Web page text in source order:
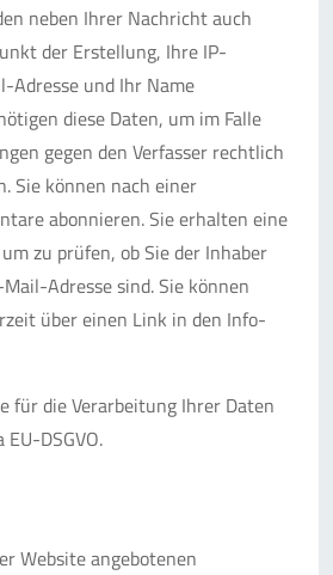
neben Ihrer Nachricht auch
der Erstellung, Ihre IP-
Adresse und Ihr Name
diese Daten, um im Falle
gegen den Verfasser rechtlich
Sie können nach einer
abonnieren. Sie erhalten eine
zu prüfen, ob Sie der Inhaber
Adresse sind. Sie können
über einen Link in den Info-
für die Verarbeitung Ihrer Daten
DSGVO.
Website angebotenen